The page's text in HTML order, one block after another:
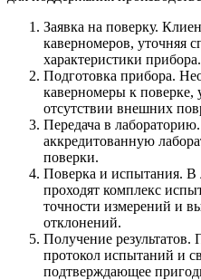
Заявка на поверку.
каверномеров, уточняя
характеристики прибора.
Подготовка прибора.
каверномеры к поверке,
отсутствии внешних
Передача в
аккредитованную
поверки.
Поверка и испытания. В
проходят комплекс
точности измерений и
отклонений.
Получение результатов.
протокол испытаний и
подтверждающее